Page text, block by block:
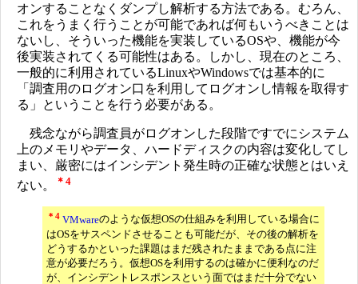
オンすることなくダンプし解析する方法である。むろん、
これをうまく行うことが可能であれば何もいうべきことは
ないし、そういった機能を実装しているOSや、機能が今
後実装されてくる可能性はある。しかし、現在のところ、
一般的に利用されているLinuxやWindowsでは基本的に
「調査用のログオン口を利用してログオンし情報を取得す
る」ということを行う必要がある。
残念ながら調査員がログオンした段階ですでにシステム
上のメモリやデータ、ハードディスクの内容は変化してし
まい、厳密にはインシデント発生時の正確な状態とはいえ
ない。
＊4
＊4 VMwareのような仮想OSの仕組みを利用している場合に
はOSをサスペンドさせることも可能だが、その後の解析を
どうするかといった課題はまだ残されたままである点に注
意が必要だろう。仮想OSを利用するのは確かに便利なのだ
が、インシデントレスポンスという面ではまだ十分でない